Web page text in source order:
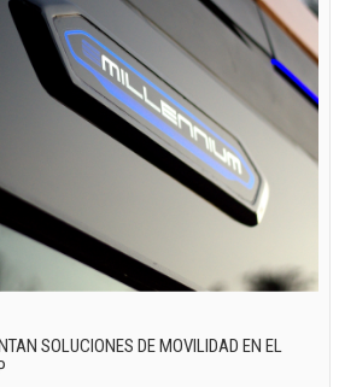
SOLUCIONES DE MOVILIDAD EN EL